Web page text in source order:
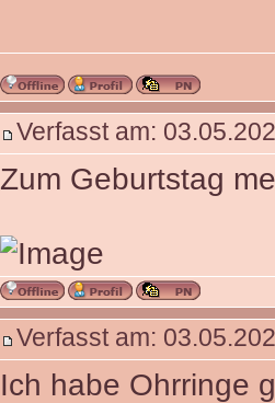
Verfasst am:
Zum Geburtstag
Verfasst am:
Ich habe Ohrringe